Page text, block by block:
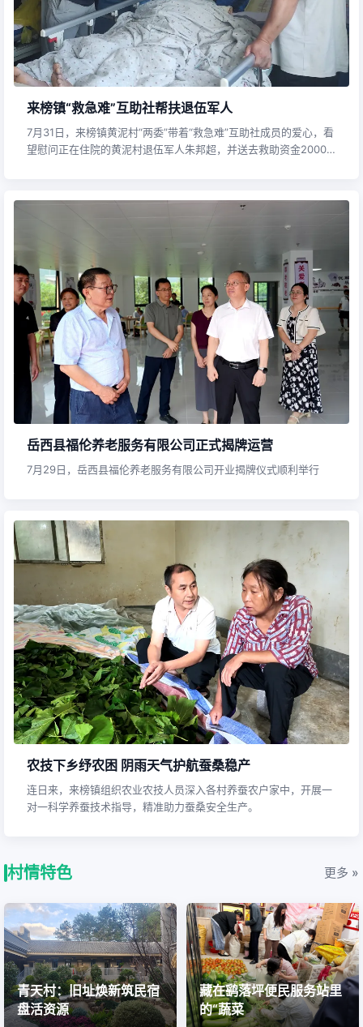
来榜镇“救急难”互助社帮扶退伍军人
7月31日，来榜镇黄泥村“两委”带着“救急难”互助社成员的爱心，看
望慰问正在住院的黄泥村退伍军人朱邦超，并送去救助资金2000
岳西县福伦养老服务有限公司正式揭牌运营
7月29日，岳西县福伦养老服务有限公司开业揭牌仪式顺利举行
农技下乡纾农困 阴雨天气护航蚕桑稳产
连日来，来榜镇组织农业农技人员深入各村养蚕农户家中，开展一
对一科学养蚕技术指导，精准助力蚕桑安全生产。
村情特色 更多 »
青天村：旧址焕新筑民宿
盘活资源
藏在鹞落坪便民服务站里
的“蔬菜